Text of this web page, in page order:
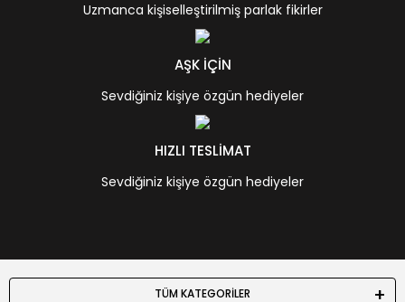
Uzmanca kişiselleştirilmiş parlak fikirler
AŞK İÇİN
Sevdiğiniz kişiye özgün hediyeler
HIZLI TESLİMAT
Sevdiğiniz kişiye özgün hediyeler
TÜM KATEGORİLER